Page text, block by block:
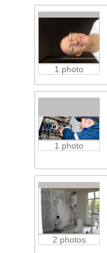
1 photo
1 photo
2 photos